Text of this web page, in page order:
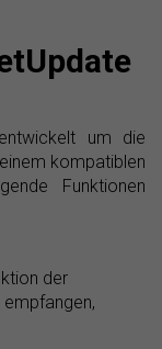
um die
kompatiblen
Funktionen
der